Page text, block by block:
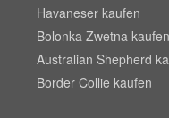
Havaneser kaufen
Bolonka Zwetna kaufen
Australian Shepherd
Border Collie kaufen